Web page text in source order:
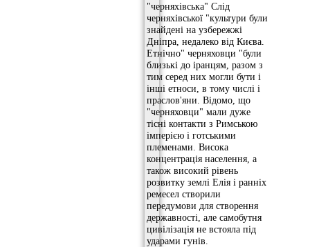
"черняхівська" Слід
черняхівської "культури були
знайдені на узбережжі
Дніпра, недалеко від Києва.
Етнічно" черняховци "були
близькі до іранцям, разом з
тим серед них могли бути і
інші етноси, в тому числі і
праслов'яни. Відомо, що
"черняховци" мали дуже
тісні контакти з Римською
імперією і готськими
племенами. Висока
концентрація населення, а
також високий рівень
розвитку землі Елія і ранніх
ремесел створили
передумови для створення
державності, але самобутня
цивілізація не встояла під
ударами гунів.